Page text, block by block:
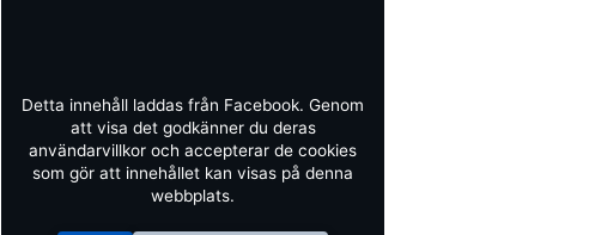
Detta innehåll laddas från Facebook. Genom
att visa det godkänner du deras
användarvillkor och accepterar de cookies
som gör att innehållet kan visas på denna
webbplats.